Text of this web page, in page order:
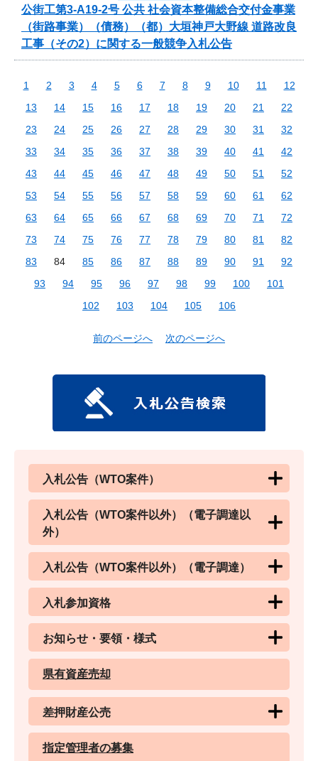
公街工第3-A19-2号 公共 社会資本整備総合交付金事業
（街路事業）（債務）（都）大垣神戸大野線 道路改良
工事（その2）に関する一般競争入札公告
1 2 3 4 5 6 7 8 9 10 11
12
13
14 15 16 17 18 19 20 21
22
23
24 25 26 27 28 29 30 31
32
33
34 35 36 37 38 39 40 41
42
43
44 45 46 47 48 49 50 51
52
53
54 55 56 57 58 59 60 61
62
63
64 65 66 67 68 69 70 71
72
73
74 75 76 77 78 79 80 81
82
83
84 85 86 87 88 89 90 91
92
93
94 95 96 97 98 99 100
101
102
103 104 105 106
前のページへ 次のページへ
入札公告（WTO案件）
入札公告（WTO案件以外）（電子調達以
外）
入札公告（WTO案件以外）（電子調達）
入札参加資格
お知らせ・要領・様式
県有資産売却
差押財産公売
指定管理者の募集